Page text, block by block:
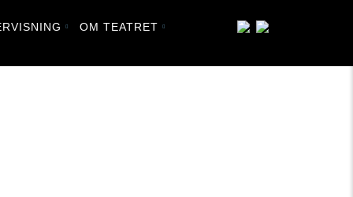
OM TEATRET